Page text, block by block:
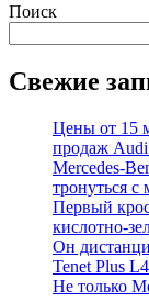
Поиск
Свежие
Цены от 15
продаж
Mercedes-
тронуться с
Первый
кислотно-
Он
Tenet Plus L4
Не только